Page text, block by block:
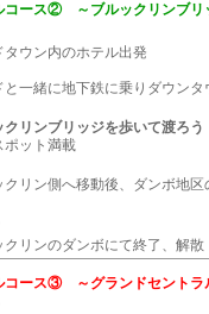
コース② ～ブルックリンブリ
タウン内のホテル出発
と一緒に地下鉄に乗りダウンタ
クリンブリッジを歩いて渡ろう
ポット満載
クリン側へ移動後、ダンボ地区
クリンのダンボにて終了、解散
コース③ ～グランドセントラ